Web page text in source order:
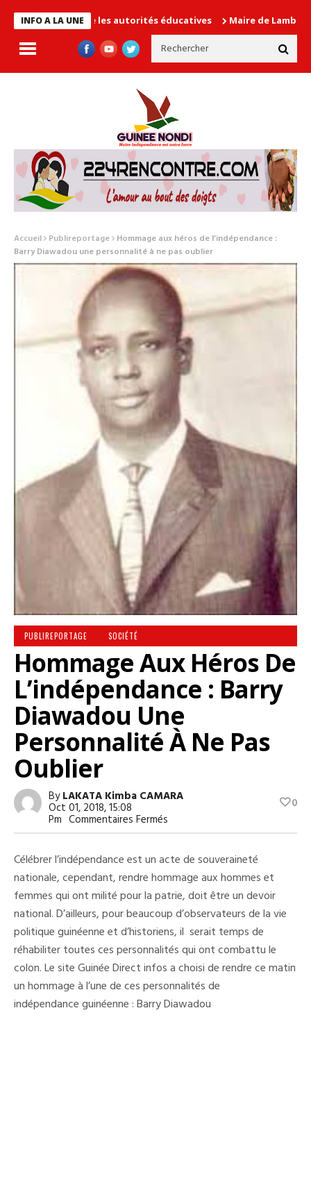
INFO A LA UNE
cause les autorités éducatives Maire de Lambanyi : Baba
Accueil Publireportage Hommage aux héros de l’indépendance :
Barry Diawadou une personnalité à ne pas oublier
PUBLIREPORTAGE SOCIÉTÉ
Hommage Aux Héros De
L’indépendance : Barry
Diawadou Une
Personnalité À Ne Pas
Oublier
ByLAKATA Kimba CAMARA
Oct 01, 2018, 15:08
Pm Commentaires Fermés
Hommage
Héros
De
L’indépendance :
Barry
Diawadou
Une
Personnalité
À
Ne
Pas
Oublier
0
Célébrer l’indépendance est un acte de souveraineté
nationale, cependant, rendre hommage aux hommes et
femmes qui ont milité pour la patrie, doit être un devoir
national. D’ailleurs, pour beaucoup d’observateurs de la vie
politique guinéenne et d’historiens, il serait temps de
réhabiliter toutes ces personnalités qui ont combattu le
colon. Le site Guinée Direct infos a choisi de rendre ce matin
un hommage à l’une de ces personnalités de
indépendance guinéenne : Barry Diawadou